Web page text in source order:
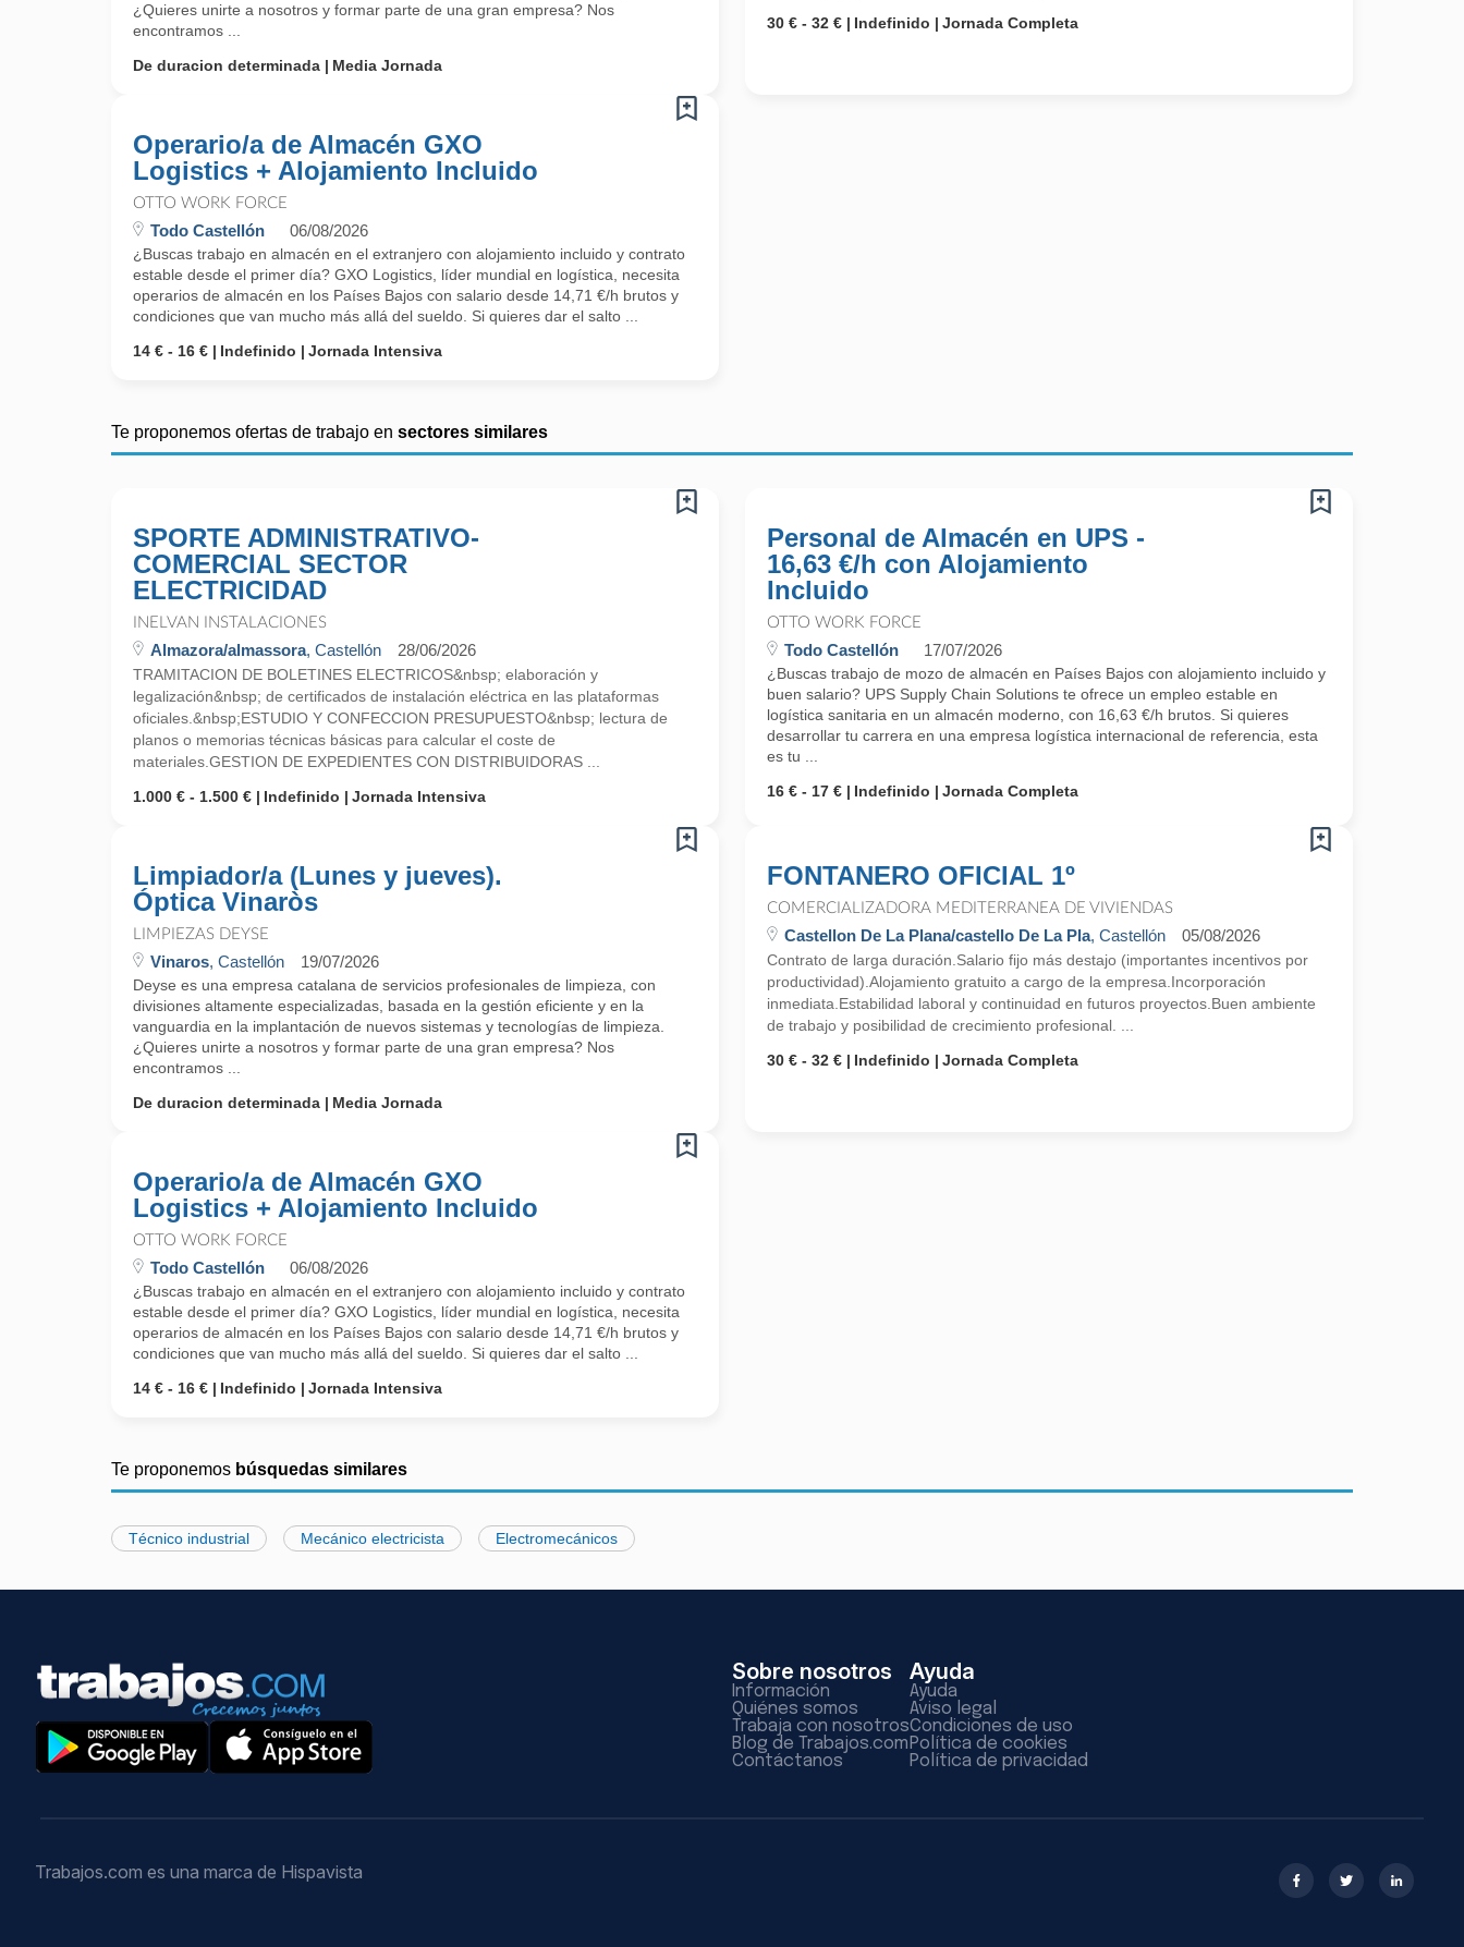
¿Quieres unirte a nosotros y formar parte de una gran empresa? Nos
encontramos ...
De duracion determinada
Media Jornada
30 € - 32 €
Indefinido Jornada Completa
Operario/a de Almacén GXO
Logistics + Alojamiento Incluido
OTTO WORK FORCE
Todo Castellón 06/08/2026
¿Buscas trabajo en almacén en el extranjero con alojamiento incluido y contrato
estable desde el primer día? GXO Logistics, líder mundial en logística, necesita
operarios de almacén en los Países Bajos con salario desde 14,71 €/h brutos y
condiciones que van mucho más allá del sueldo. Si quieres dar el salto ...
14 € - 16 €
Indefinido Jornada Intensiva
Te proponemos ofertas de trabajo en sectores similares
SPORTE ADMINISTRATIVO-
COMERCIAL SECTOR
ELECTRICIDAD
INELVAN INSTALACIONES
Almazora/almassora, Castellón 28/06/2026
TRAMITACION DE BOLETINES ELECTRICOS&nbsp; elaboración y
legalización&nbsp; de certificados de instalación eléctrica en las plataformas
oficiales.&nbsp;ESTUDIO Y CONFECCION PRESUPUESTO&nbsp; lectura de
planos o memorias técnicas básicas para calcular el coste de
materiales.GESTION DE EXPEDIENTES CON DISTRIBUIDORAS ...
1.000 € - 1.500 €
Indefinido Jornada Intensiva
Personal de Almacén en UPS -
16,63 €/h con Alojamiento
Incluido
OTTO WORK FORCE
Todo Castellón 17/07/2026
¿Buscas trabajo de mozo de almacén en Países Bajos con alojamiento incluido y
buen salario? UPS Supply Chain Solutions te ofrece un empleo estable en
logística sanitaria en un almacén moderno, con 16,63 €/h brutos. Si quieres
desarrollar tu carrera en una empresa logística internacional de referencia, esta
es tu ...
16 € - 17 €
Indefinido Jornada Completa
Limpiador/a (Lunes y jueves).
Óptica Vinaròs
LIMPIEZAS DEYSE
Vinaros, Castellón 19/07/2026
Deyse es una empresa catalana de servicios profesionales de limpieza, con
divisiones altamente especializadas, basada en la gestión eficiente y en la
vanguardia en la implantación de nuevos sistemas y tecnologías de limpieza.
¿Quieres unirte a nosotros y formar parte de una gran empresa? Nos
encontramos ...
De duracion determinada
Media Jornada
FONTANERO OFICIAL 1º
COMERCIALIZADORA MEDITERRANEA DE VIVIENDAS
Castellon De La Plana/castello De La Pla, Castellón 05/08/2026
Contrato de larga duración.Salario fijo más destajo (importantes incentivos por
productividad).Alojamiento gratuito a cargo de la empresa.Incorporación
inmediata.Estabilidad laboral y continuidad en futuros proyectos.Buen ambiente
de trabajo y posibilidad de crecimiento profesional. ...
30 € - 32 €
Indefinido Jornada Completa
Operario/a de Almacén GXO
Logistics + Alojamiento Incluido
OTTO WORK FORCE
Todo Castellón 06/08/2026
¿Buscas trabajo en almacén en el extranjero con alojamiento incluido y contrato
estable desde el primer día? GXO Logistics, líder mundial en logística, necesita
operarios de almacén en los Países Bajos con salario desde 14,71 €/h brutos y
condiciones que van mucho más allá del sueldo. Si quieres dar el salto ...
14 € - 16 €
Indefinido Jornada Intensiva
Te proponemos búsquedas similares
Técnico industrial Mecánico electricista Electromecánicos
Sobre nosotros
Información
Quiénes somos
Trabaja con nosotros
Blog de Trabajos.com
Contáctanos
Ayuda
Ayuda
Aviso legal
Condiciones de uso
Política de cookies
Política de privacidad
Trabajos.com es una marca de Hispavista